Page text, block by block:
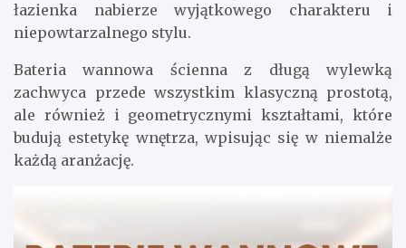
łazienka nabierze wyjątkowego charakteru i
niepowtarzalnego stylu.
Bateria wannowa ścienna z długą wylewką
zachwyca przede wszystkim klasyczną prostotą,
ale również i geometrycznymi kształtami, które
budują estetykę wnętrza, wpisując się w niemalże
każdą aranżację.